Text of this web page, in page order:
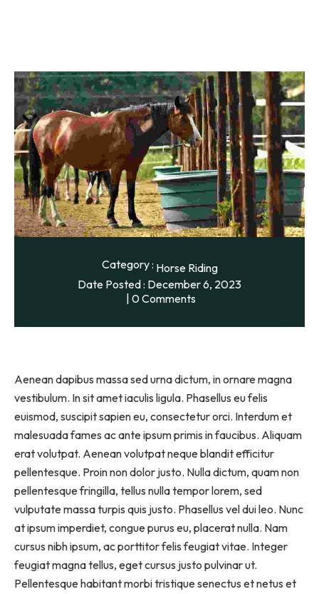
Category : Horse Riding
Date Posted : December 6, 2023
0 Comments
Aenean dapibus massa sed urna dictum, in ornare magna
vestibulum. In sit amet iaculis ligula. Phasellus eu felis
euismod, suscipit sapien eu, consectetur orci. Interdum et
malesuada fames ac ante ipsum primis in faucibus. Aliquam
erat volutpat. Aenean volutpat neque blandit efficitur
pellentesque. Proin non dolor justo. Nulla dictum, quam non
pellentesque fringilla, tellus nulla tempor lorem, sed
vulputate massa turpis quis justo. Phasellus vel dui leo. Nunc
at ipsum imperdiet, congue purus eu, placerat nulla. Nam
cursus nibh ipsum, ac porttitor felis feugiat vitae. Integer
feugiat magna tellus, eget cursus justo pulvinar ut.
Pellentesque habitant morbi tristique senectus et netus et